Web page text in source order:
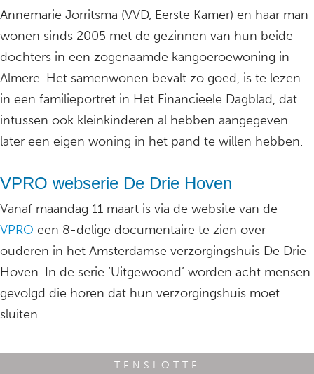
Annemarie Jorritsma (VVD, Eerste Kamer) en haar man
wonen sinds 2005 met de gezinnen van hun beide
dochters in een zogenaamde kangoeroewoning in
Almere. Het samenwonen bevalt zo goed, is te lezen
in een familieportret in Het Financieele Dagblad, dat
intussen ook kleinkinderen al hebben aangegeven
later een eigen woning in het pand te willen hebben.
VPRO webserie De Drie Hoven
Vanaf maandag 11 maart is via de website van de
VPRO een 8-delige documentaire te zien over
ouderen in het Amsterdamse verzorgingshuis De Drie
Hoven. In de serie ‘Uitgewoond’ worden acht mensen
gevolgd die horen dat hun verzorgingshuis moet
sluiten.
TENSLOTTE